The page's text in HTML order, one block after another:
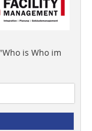
is Who im